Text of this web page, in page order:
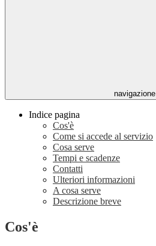
navigazione
Indice pagina
Cos'è
Come si accede al servizio
Cosa serve
Tempi e scadenze
Contatti
Ulteriori informazioni
A cosa serve
Descrizione breve
Cos'è